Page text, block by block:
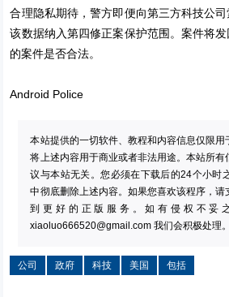
合理隐私期待，警方即便向第三方科技公
该数据纳入第四修正案保护范围。案件将
的案件是否合法。
Android Police
本站提供的一切软件、教程和内容信息仅限
将上述内容用于商业或者非法用途。本站所
议与本站无关。您必须在下载后的24个小时
中彻底删除上述内容。如果您喜欢该程序，
到更好的正版服务。如有侵权不妥
xiaoluo666520@gmail.com 我们会积极处理
公司 政府 科技 美国 包括